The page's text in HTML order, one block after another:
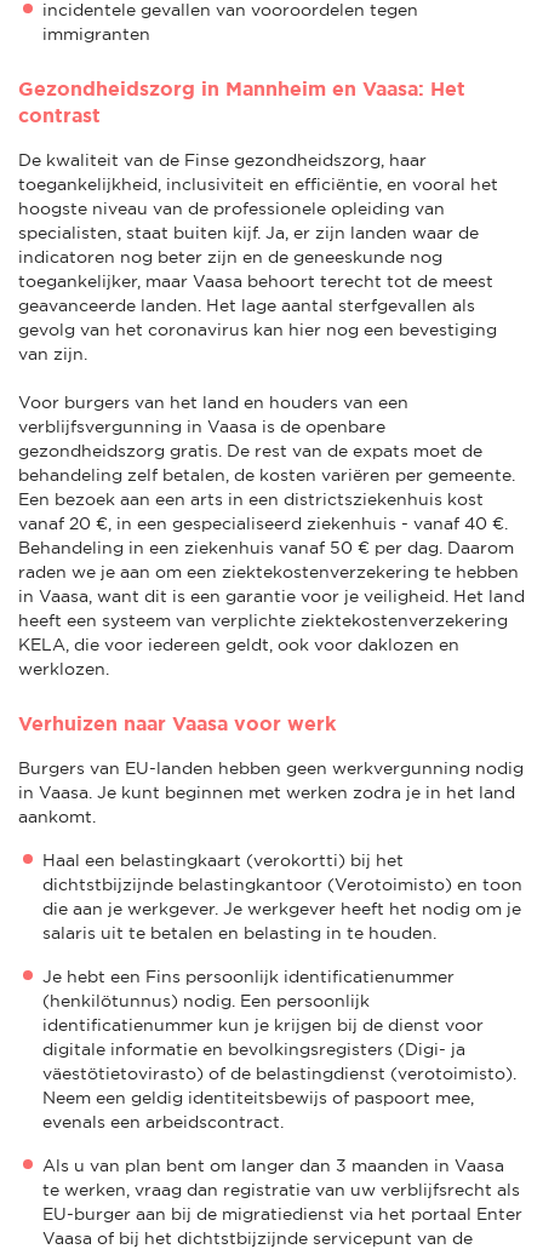
incidentele gevallen van vooroordelen tegen
immigranten
Gezondheidszorg in Mannheim en Vaasa: Het
contrast
De kwaliteit van de Finse gezondheidszorg, haar
toegankelijkheid, inclusiviteit en efficiëntie, en vooral het
hoogste niveau van de professionele opleiding van
specialisten, staat buiten kijf. Ja, er zijn landen waar de
indicatoren nog beter zijn en de geneeskunde nog
toegankelijker, maar Vaasa behoort terecht tot de meest
geavanceerde landen. Het lage aantal sterfgevallen als
gevolg van het coronavirus kan hier nog een bevestiging
van zijn.
Voor burgers van het land en houders van een
verblijfsvergunning in Vaasa is de openbare
gezondheidszorg gratis. De rest van de expats moet de
behandeling zelf betalen, de kosten variëren per gemeente.
Een bezoek aan een arts in een districtsziekenhuis kost
vanaf 20 €, in een gespecialiseerd ziekenhuis - vanaf 40 €.
Behandeling in een ziekenhuis vanaf 50 € per dag. Daarom
raden we je aan om een ziektekostenverzekering te hebben
in Vaasa, want dit is een garantie voor je veiligheid. Het land
heeft een systeem van verplichte ziektekostenverzekering
KELA, die voor iedereen geldt, ook voor daklozen en
werklozen.
Verhuizen naar Vaasa voor werk
Burgers van EU-landen hebben geen werkvergunning nodig
in Vaasa. Je kunt beginnen met werken zodra je in het land
aankomt.
Haal een belastingkaart (verokortti) bij het
dichtstbijzijnde belastingkantoor (Verotoimisto) en toon
die aan je werkgever. Je werkgever heeft het nodig om je
salaris uit te betalen en belasting in te houden.
Je hebt een Fins persoonlijk identificatienummer
(henkilötunnus) nodig. Een persoonlijk
identificatienummer kun je krijgen bij de dienst voor
digitale informatie en bevolkingsregisters (Digi- ja
väestötietovirasto) of de belastingdienst (verotoimisto).
Neem een geldig identiteitsbewijs of paspoort mee,
evenals een arbeidscontract.
Als u van plan bent om langer dan 3 maanden in Vaasa
te werken, vraag dan registratie van uw verblijfsrecht als
EU-burger aan bij de migratiedienst via het portaal Enter
Vaasa of bij het dichtstbijzijnde servicepunt van de